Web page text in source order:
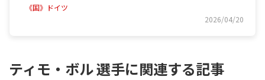
《国》ドイツ
2026/04/20
ティモ・ボル 選手に関連する記事